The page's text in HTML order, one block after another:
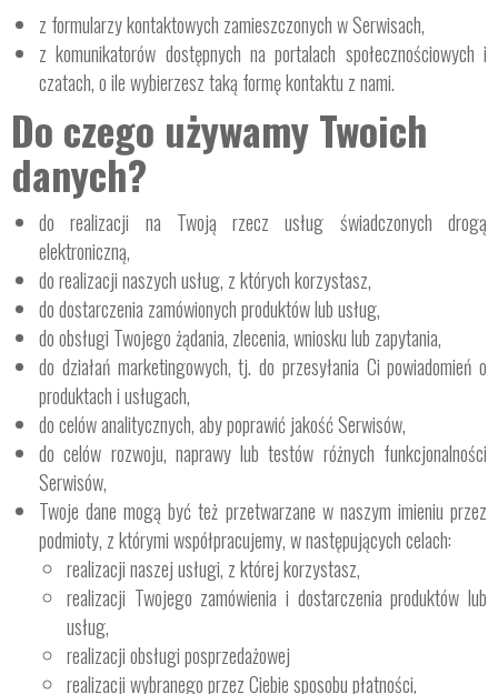
z formularzy kontaktowych zamieszczonych w Serwisach,
z komunikatorów dostępnych na portalach społecznościowych i
czatach, o ile wybierzesz taką formę kontaktu z nami.
Do czego używamy Twoich
danych?
do realizacji na Twoją rzecz usług świadczonych drogą
elektroniczną,
do realizacji naszych usług, z których korzystasz,
do dostarczenia zamówionych produktów lub usług,
do obsługi Twojego żądania, zlecenia, wniosku lub zapytania,
do działań marketingowych, tj. do przesyłania Ci powiadomień o
produktach i usługach,
do celów analitycznych, aby poprawić jakość Serwisów,
do celów rozwoju, naprawy lub testów różnych funkcjonalności
Serwisów,
Twoje dane mogą być też przetwarzane w naszym imieniu przez
podmioty, z którymi współpracujemy, w następujących celach:
realizacji naszej usługi, z której korzystasz,
realizacji Twojego zamówienia i dostarczenia produktów lub
usług,
realizacji obsługi posprzedażowej
realizacji wybranego przez Ciebie sposobu płatności,